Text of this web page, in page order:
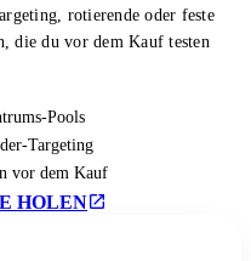
rotierende oder feste
die du vor dem Kauf testen
Pools
Targeting
vor dem Kauf
HOLEN